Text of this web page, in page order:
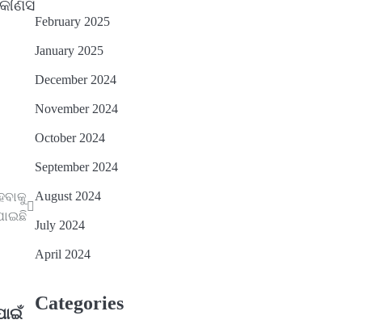
February 2025
January 2025
December 2024
November 2024
October 2024
September 2024
August 2024
July 2024
April 2024
Categories